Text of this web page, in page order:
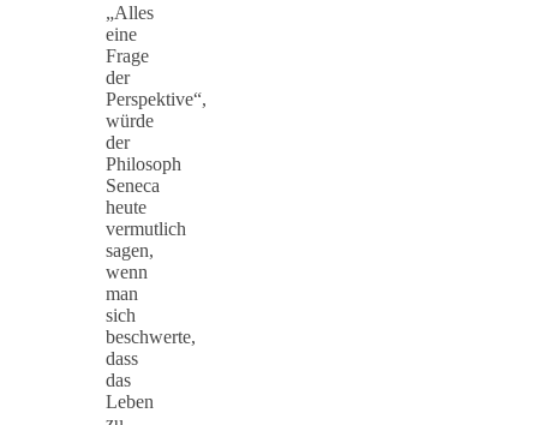
„Alles
eine
Frage
der
Perspektive“,
würde
der
Philosoph
Seneca
heute
vermutlich
sagen,
wenn
man
sich
beschwerte,
dass
das
Leben